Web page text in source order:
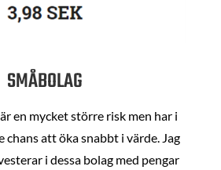
SMÅBOLAG
en mycket större risk men har i
chans att öka snabbt i värde. Jag
i dessa bolag med pengar